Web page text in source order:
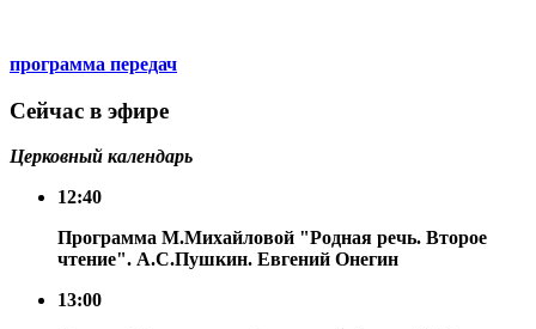
программа передач
Сейчас в эфире
Церковный календарь
12:40
Программа М.Михайловой "Родная речь. Второе
чтение". А.С.Пушкин. Евгений Онегин
13:00